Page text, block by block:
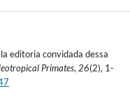
editoria convidada dessa
Primates, 26(2), 1-